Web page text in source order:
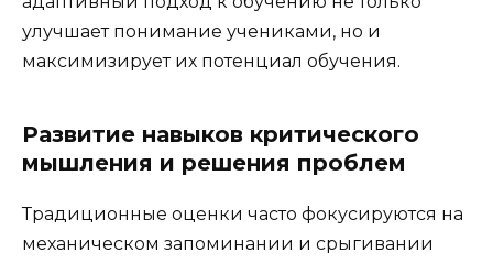
улучшает понимание учениками, но и
максимизирует их потенциал обучения.
Развитие навыков критического
мышления и решения проблем
Традиционные оценки часто фокусируются на
механическом запоминании и срыгивании